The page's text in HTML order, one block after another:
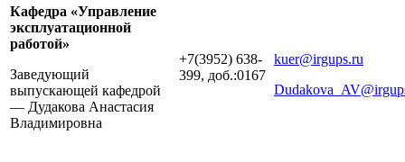
Кафедра «Управление
эксплуатационной
работой»
Заведующий
выпускающей кафедрой
— Дудакова Анастасия
Владимировна
+7(3952) 638-
399, доб.:0167
kuer@irgups.ru